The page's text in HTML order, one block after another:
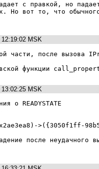
с правкой, но
Но вот то, что
12:19:02 MSK
части, после вызова
функции
13:02:25 MSK
о READYSTATE
>({3050f1ff-
после неудачного